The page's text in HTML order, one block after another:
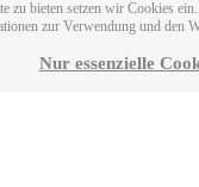
zu bieten setzen wir Cookies
zur Verwendung und den
Nur essenzielle